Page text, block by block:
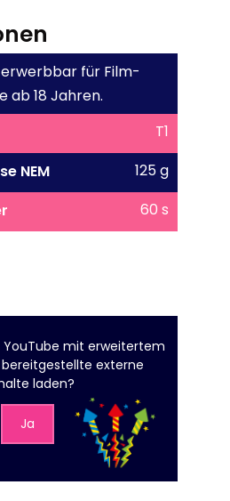
für Film-
ab 18 Jahren.
T1
NEM
125 g
60 s
YouTube mit erweitertem
bereitgestellte externe
laden?
Ja